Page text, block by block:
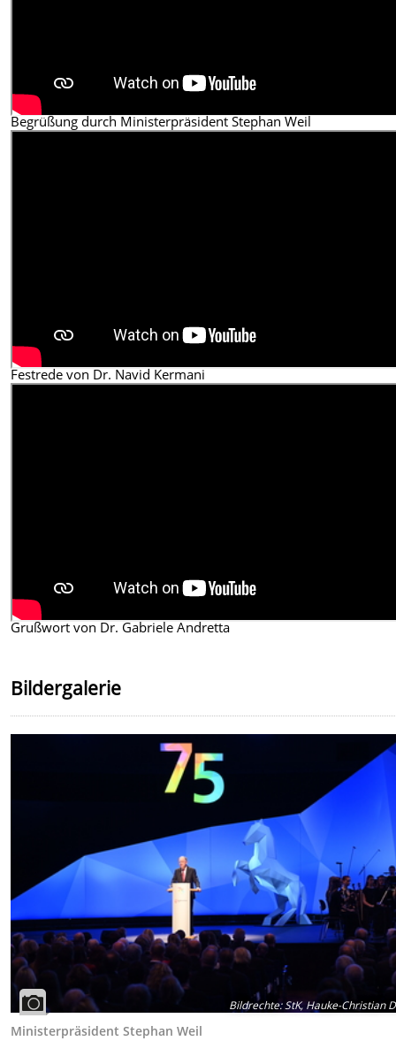
Begrüßung durch Ministerpräsident Stephan Weil
Festrede von Dr. Navid Kermani
Grußwort von Dr. Gabriele Andretta
Bildergalerie
Bildrechte:StK, Hauke-Christian
Ministerpräsident Stephan Weil